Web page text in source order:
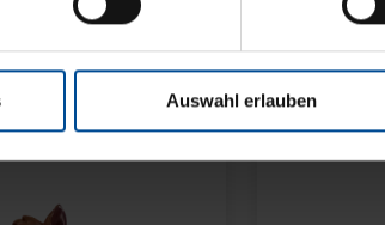
Auswahl erlauben
30 Tage